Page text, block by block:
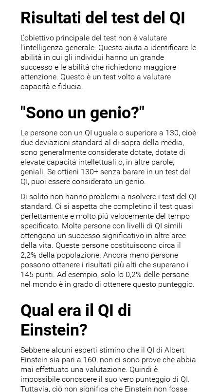
Risultati del test del QI
L'obiettivo principale del test non è valutare
l'intelligenza generale. Questo aiuta a identificare le
abilità in cui gli individui hanno un grande
successo e le abilità che richiedono maggiore
attenzione. Questo è un test volto a valutare
capacità e fiducia.
"Sono un genio?"
Le persone con un QI uguale o superiore a 130, cioè
due deviazioni standard al di sopra della media,
sono generalmente considerate dotate, dotate di
elevate capacità intellettuali o, in altre parole,
geniali. Se ottieni 130+ senza barare in un test del
QI, puoi essere considerato un genio.
Di solito non hanno problemi a risolvere i test del QI
standard. Ci si aspetta che completino il test quasi
perfettamente e molto più velocemente del tempo
specificato. Molte persone con livelli di QI simili
ottengono un successo significativo in altre aree
della vita. Queste persone costituiscono circa il
2,2% della popolazione. Ancora meno persone
possono ottenere i risultati più alti che superano i
145 punti. Ad esempio, solo lo 0,2% delle persone
nel mondo è in grado di ottenere questo punteggio.
Qual era il QI di
Einstein?
Sebbene alcuni esperti stimino che il QI di Albert
Einstein sia pari a 160, non ci sono prove che abbia
mai effettuato una valutazione. Quindi è
impossibile conoscere il suo vero punteggio di QI.
Tuttavia, ciò non significa che Einstein non fosse